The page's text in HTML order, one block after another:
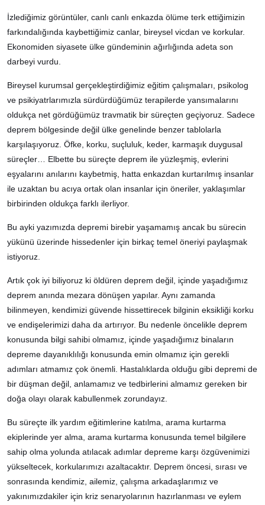
İzlediğimiz görüntüler, canlı canlı enkazda ölüme terk ettiğimizin
farkındalığında kaybettiğimiz canlar, bireysel vicdan ve korkular.
Ekonomiden siyasete ülke gündeminin ağırlığında adeta son
darbeyi vurdu.
Bireysel kurumsal gerçekleştirdiğimiz eğitim çalışmaları, psikolog
ve psikiyatrlarımızla sürdürdüğümüz terapilerde yansımalarını
oldukça net gördüğümüz travmatik bir süreçten geçiyoruz. Sadece
deprem bölgesinde değil ülke genelinde benzer tablolarla
karşılaşıyoruz. Öfke, korku, suçluluk, keder, karmaşık duygusal
süreçler… Elbette bu süreçte deprem ile yüzleşmiş, evlerini
eşyalarını anılarını kaybetmiş, hatta enkazdan kurtarılmış insanlar
ile uzaktan bu acıya ortak olan insanlar için öneriler, yaklaşımlar
birbirinden oldukça farklı ilerliyor.
Bu ayki yazımızda depremi birebir yaşamamış ancak bu sürecin
yükünü üzerinde hissedenler için birkaç temel öneriyi paylaşmak
istiyoruz.
Artık çok iyi biliyoruz ki öldüren deprem değil, içinde yaşadığımız
deprem anında mezara dönüşen yapılar. Aynı zamanda
bilinmeyen, kendimizi güvende hissettirecek bilginin eksikliği korku
ve endişelerimizi daha da artırıyor. Bu nedenle öncelikle deprem
konusunda bilgi sahibi olmamız, içinde yaşadığımız binaların
depreme dayanıklılığı konusunda emin olmamız için gerekli
adımları atmamız çok önemli. Hastalıklarda olduğu gibi depremi de
bir düşman değil, anlamamız ve tedbirlerini almamız gereken bir
doğa olayı olarak kabullenmek zorundayız.
Bu süreçte ilk yardım eğitimlerine katılma, arama kurtarma
ekiplerinde yer alma, arama kurtarma konusunda temel bilgilere
sahip olma yolunda atılacak adımlar depreme karşı özgüvenimizi
yükseltecek, korkularımızı azaltacaktır. Deprem öncesi, sırası ve
sonrasında kendimiz, ailemiz, çalışma arkadaşlarımız ve
yakınımızdakiler için kriz senaryolarının hazırlanması ve eylem